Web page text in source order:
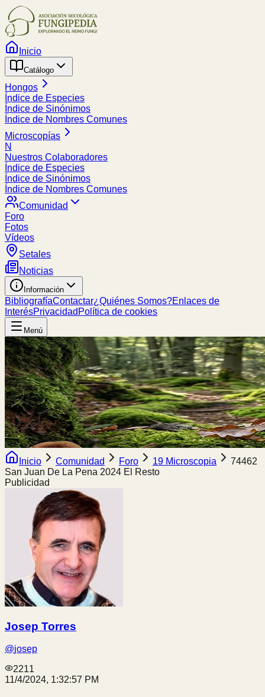
Inicio
Catálogo
Hongos
Índice de Especies
Índice de Sinónimos
Índice de Nombres Comunes
Microscopías
N
Nuestros Colaboradores
Índice de Especies
Índice de Sinónimos
Índice de Nombres Comunes
Comunidad
Foro
Fotos
Vídeos
Setales
Noticias
Información
BibliografíaContactar¿Quiénes Somos?Enlaces de
InterésPrivacidad Política de cookies
Menú
Inicio Comunidad Foro 19 Microscopia
74462
San Juan De La Pena 2024 El Resto
Publicidad
Josep Torres
@josep
2211
11/4/2024, 1:32:57 PM